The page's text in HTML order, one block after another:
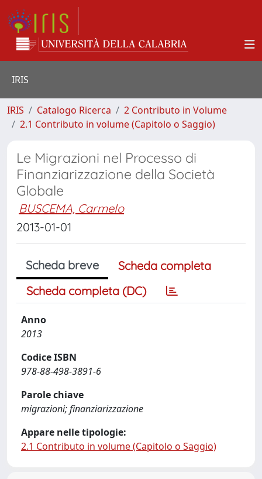
IRIS
IRIS Catalogo Ricerca
2 Contributo in Volume
2.1 Contributo in volume (Capitolo o Saggio)
Le Migrazioni nel Processo di
Finanziarizzazione della Società
Globale
BUSCEMA, Carmelo
2013-01-01
Scheda breve
Scheda completa
Scheda completa (DC)
Anno
2013
Codice ISBN
978-88-498-3891-6
Parole chiave
migrazioni; finanziarizzazione
Appare nelle tipologie:
2.1 Contributo in volume (Capitolo o Saggio)